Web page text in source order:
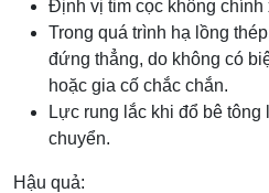
Định vị tim cọc không chính
Trong quá trình hạ lồng
đứng thẳng, do không có
hoặc gia cố chắc chắn.
Lực rung lắc khi đổ bê tông
chuyển.
Hậu quả: